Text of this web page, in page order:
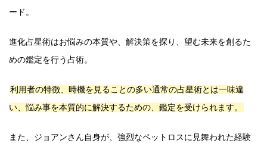
ード。
進化占星術はお悩みの本質や、解決策を探り、望む未来を創るた
めの鑑定を行う占術。
利用者の特徴、時機を見ることの多い通常の占星術とは一味違
い、悩み事を本質的に解決するための、鑑定を受けられます。
また、ジョアンさん自身が、強烈なペットロスに見舞われた経験